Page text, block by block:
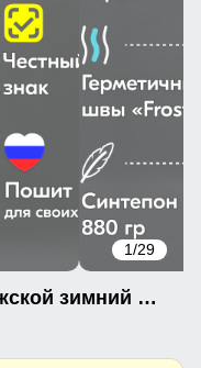
1/29
Горнолыжный костюм мужской зимний черного цвета 3710Ch